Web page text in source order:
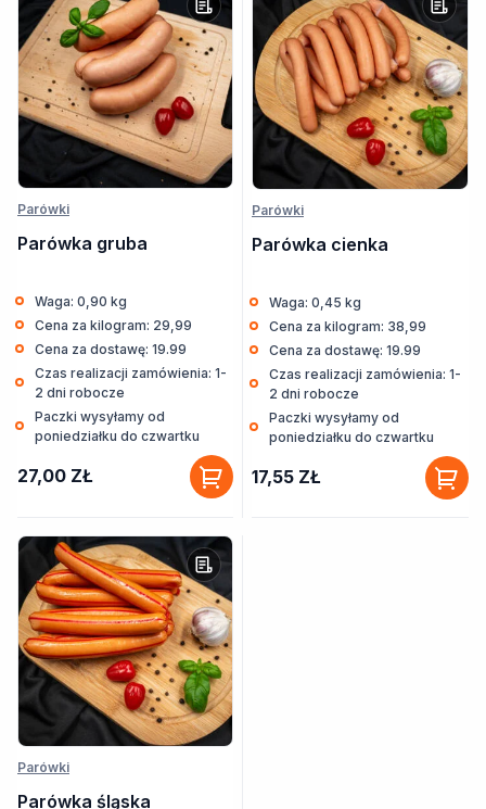
Parówki
Parówka gruba
Waga: 0,90 kg
Cena za kilogram: 29,99
Cena za dostawę: 19.99
Czas realizacji zamówienia: 1-
2 dni robocze
Paczki wysyłamy od
poniedziałku do czwartku
27,00 ZŁ
Parówki
Parówka cienka
Waga: 0,45 kg
Cena za kilogram: 38,99
Cena za dostawę: 19.99
Czas realizacji zamówienia: 1-
2 dni robocze
Paczki wysyłamy od
poniedziałku do czwartku
17,55 ZŁ
Parówki
Parówka śląska